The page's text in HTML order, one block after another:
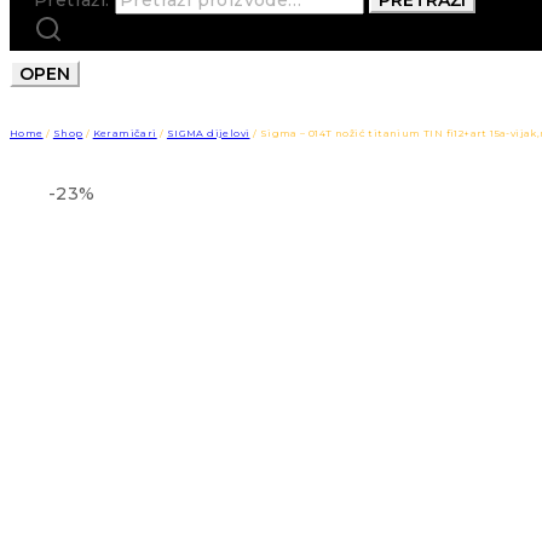
OPEN
Home / Shop / Keramičari / SIGMA dijelovi / Sigma – 014T nožić titanium TIN fi12+art 15a-
-23%